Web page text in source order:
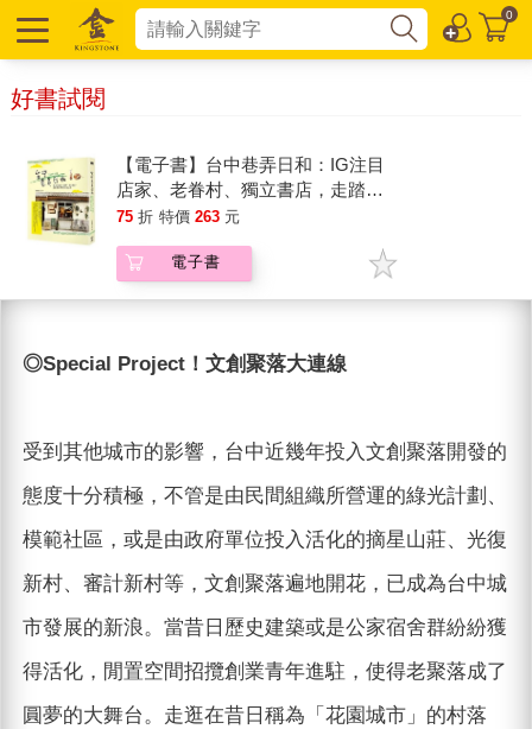
0
好書試閱
【電子書】台中巷弄日和：IG注目
店家、老眷村、獨立書店，走踏滿
載夢想的文創之城
75 折 特價 263 元
電子書
◎Special Project！文創聚落大連線
受到其他城市的影響，台中近幾年投入文創聚落開發的
態度十分積極，不管是由民間組織所營運的綠光計劃、
模範社區，或是由政府單位投入活化的摘星山莊、光復
新村、審計新村等，文創聚落遍地開花，已成為台中城
市發展的新浪。當昔日歷史建築或是公家宿舍群紛紛獲
得活化，閒置空間招攬創業青年進駐，使得老聚落成了
圓夢的大舞台。走逛在昔日稱為「花園城市」的村落